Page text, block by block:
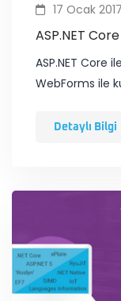
17 Ocak 2017
ASP.NET
​ASP.NET Core
WebForms ile
Detaylı Bilgi